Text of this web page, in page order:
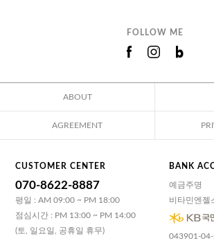
FOLLOW ME
ABOUT
AGREEMENT
CUSTOMER CENTER
070-8622-8887
평일 : AM 09:00 ~ PM 18:00
점심시간 : PM 13:00 ~ PM 14:00
(토, 일요일, 공휴일 휴무)
BANK
예금주명
비타민엔젤
043901-